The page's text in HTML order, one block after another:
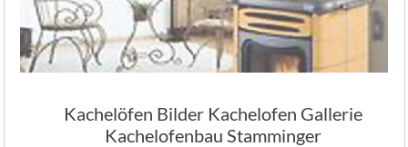
Kachelöfen Bilder Kachelofen Gallerie
Kachelofenbau Stamminger